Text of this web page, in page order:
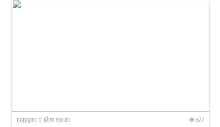
ចេញ​ផ្សាយ​ ៨ សីហា ២០២៦ 627